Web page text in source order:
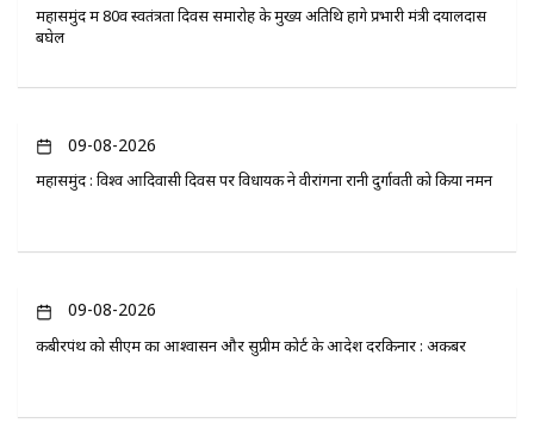
महासमुंद में 80वें स्वतंत्रता दिवस समारोह के मुख्य अतिथि होंगे प्रभारी मंत्री दयालदास
बघेल
09-08-2026
महासमुंद : विश्व आदिवासी दिवस पर विधायक ने वीरांगना रानी दुर्गावती को किया नमन
09-08-2026
कबीरपंथ को सीएम का आश्वासन और सुप्रीम कोर्ट के आदेश दरकिनार : अकबर